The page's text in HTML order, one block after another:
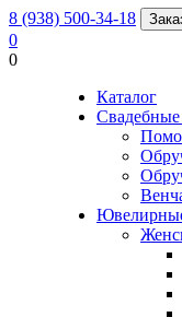
8 (938) 500-34-18
0
0
Каталог